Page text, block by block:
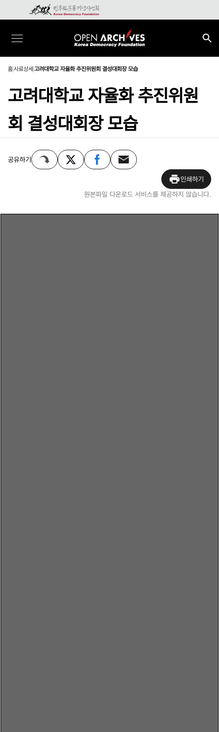
홈사료상세 고려대학교 자율화 추진위원회 결성대회장 모습
고려대학교 자율화 추진위원
회 결성대회장 모습
공유하기
인쇄하기
원본파일 다운로드 서비스를 제공하지 않습니다.